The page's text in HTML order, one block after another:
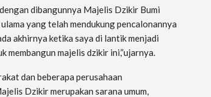
dibangunnya Majelis Dzikir Bumi
yang telah mendukung pencalonannya
akhirnya ketika saya di lantik menjadi
membangun majelis dzikir ini,”ujarnya.
dan beberapa perusahaan
Dzikir merupakan sarana umum,